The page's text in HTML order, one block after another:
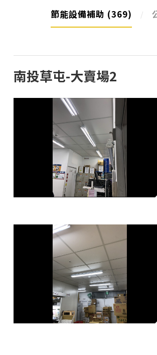
節能設備補助 (369)
南投草屯-大賣場2